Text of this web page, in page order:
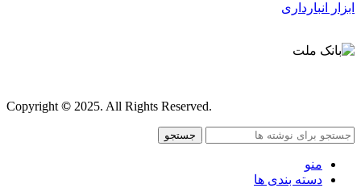
ابزار انبارداری
Copyright© 2025. All Rights Reserved.
جستجو
منو
دسته بندی ها